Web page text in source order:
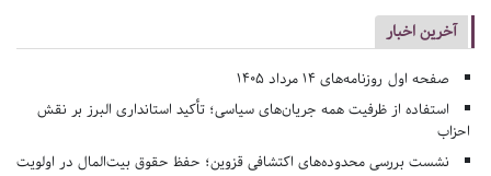
آخرین اخبار
صفحه اول روزنامه‌های 14 مرداد 1405
استفاده از ظرفیت همه جریان‌های سیاسی؛ تأکید استانداری البرز بر نقش
احزاب
نشست بررسی محدوده‌های اکتشافی قزوین؛ حفظ حقوق بیت‌المال در اولویت